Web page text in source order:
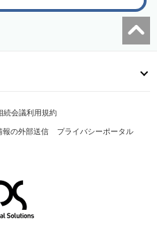
続会議利用規約
報の外部送信 プライバシーポータル